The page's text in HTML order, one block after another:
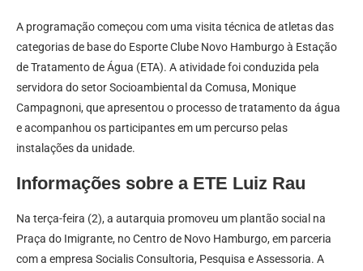
A programação começou com uma visita técnica de atletas das
categorias de base do Esporte Clube Novo Hamburgo à Estação
de Tratamento de Água (ETA). A atividade foi conduzida pela
servidora do setor Socioambiental da Comusa, Monique
Campagnoni, que apresentou o processo de tratamento da água
e acompanhou os participantes em um percurso pelas
instalações da unidade.
Informações sobre a ETE Luiz Rau
Na terça-feira (2), a autarquia promoveu um plantão social na
Praça do Imigrante, no Centro de Novo Hamburgo, em parceria
com a empresa Socialis Consultoria, Pesquisa e Assessoria. A